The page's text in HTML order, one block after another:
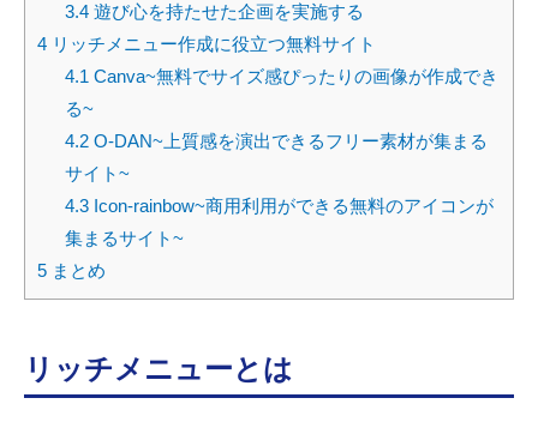
3.4遊び心を持たせた企画を実施する
4 リッチメニュー作成に役立つ無料サイト
4.1 Canva~無料でサイズ感ぴったりの画像が作成でき
る~
4.2O-DAN~上質感を演出できるフリー素材が集まる
サイト~
4.3Icon-rainbow~商用利用ができる無料のアイコンが
集まるサイト~
5 まとめ
リッチメニューとは